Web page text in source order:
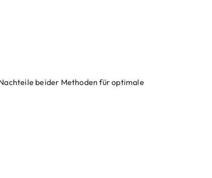
beider Methoden für optimale